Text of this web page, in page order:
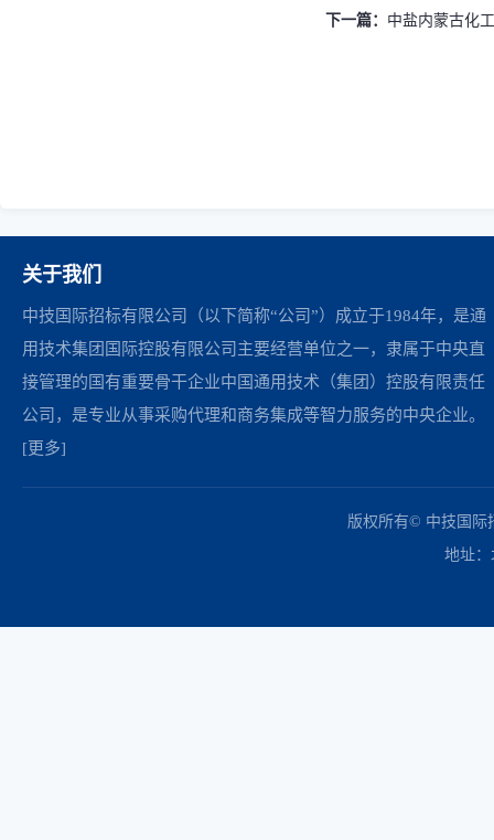
下一篇： 中盐内蒙古化
关于我们
中技国际招标有限公司（以下简称“公司”）成立于1984年，是通
用技术集团国际控股有限公司主要经营单位之一，隶属于中央直
接管理的国有重要骨干企业中国通用技术（集团）控股有限责任
公司，是专业从事采购代理和商务集成等智力服务的中央企业。
[更多]
版权所有© 中技国际
地址：